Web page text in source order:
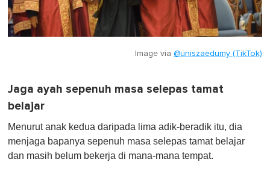
Image via @uniszaedumy (TikTok)
Jaga ayah sepenuh masa selepas tamat
belajar
Menurut anak kedua daripada lima adik-beradik itu, dia
menjaga bapanya sepenuh masa selepas tamat belajar
dan masih belum bekerja di mana-mana tempat.